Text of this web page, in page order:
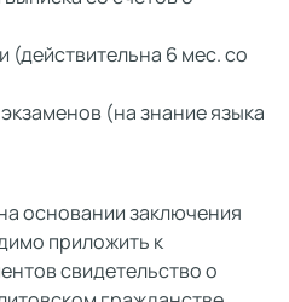
(действительна 6 мес. со
(на знание языка
основании заключения
приложить к
свидетельство о